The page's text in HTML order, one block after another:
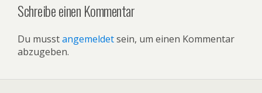
Schreibe einen Kommentar
Du musstangemeldetsein, um einen Kommentar
abzugeben.